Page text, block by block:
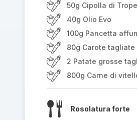
50g Cipolla di
40g Olio Evo
100g Pancetta
80g Carote tagliate
2 Patate grosse
800g Carne di
Rosolatura forte